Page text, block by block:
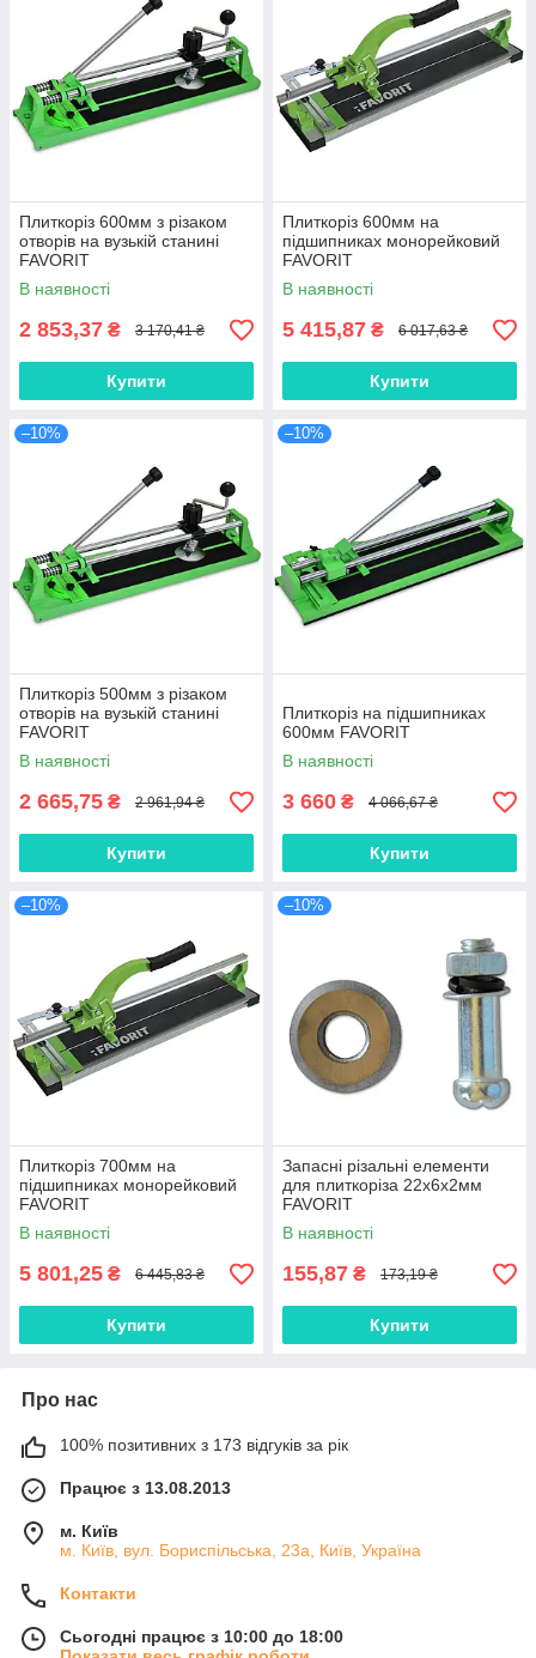
Плиткоріз 600мм з різаком
отворів на вузькій станині
FAVORIT
В наявності
2 853,37 ₴ 3 170,41 ₴
Купити
Плиткоріз 600мм на
підшипниках монорейковий
FAVORIT
В наявності
5 415,87 ₴ 6 017,63 ₴
Купити
–10%
Плиткоріз 500мм з різаком
отворів на вузькій станині
FAVORIT
В наявності
2 665,75 ₴ 2 961,94 ₴
Купити
–10%
Плиткоріз на підшипниках
600мм FAVORIT
В наявності
3 660 ₴ 4 066,67 ₴
Купити
–10%
Плиткоріз 700мм на
підшипниках монорейковий
FAVORIT
В наявності
5 801,25 ₴ 6 445,83 ₴
Купити
–10%
Запасні різальні елементи
для плиткоріза 22х6х2мм
FAVORIT
В наявності
155,87 ₴ 173,19 ₴
Купити
Про нас
100% позитивних з 173 відгуків за рік
Працює з 13.08.2013
м. Київ
м. Київ, вул. Бориспільська, 23а, Київ, Україна
Контакти
Сьогодні працює з 10:00 до 18:00